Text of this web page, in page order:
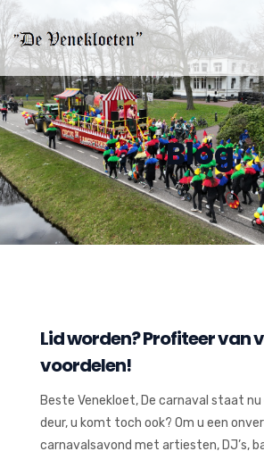
Blog
Lid worden? Profiteer van
voordelen!
Beste Venekloet, De carnaval staat
deur, u komt toch ook? Om u een
carnavalsavond met artiesten, DJ’s,